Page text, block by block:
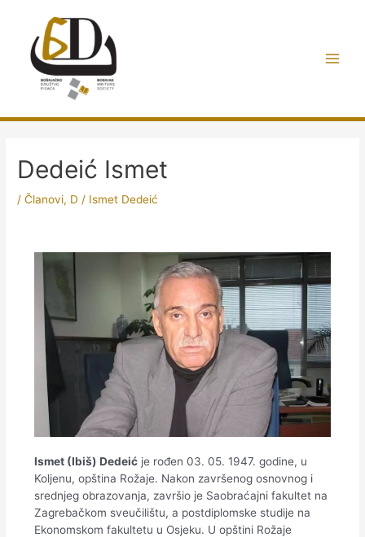
sadržaja
Dedeić Ismet
/Članovi, D / Ismet Dedeić
Ismet (Ibiš) Dedeićje rođen 03. 05. 1947. godine, u
Koljenu, opština Rožaje. Nakon završenog osnovnog i
srednjeg obrazovanja, završio je Saobraćajni fakultet na
Zagrebačkom sveučilištu, a postdiplomske studije na
Ekonomskom fakultetu u Osjeku. U opštini Rožaje